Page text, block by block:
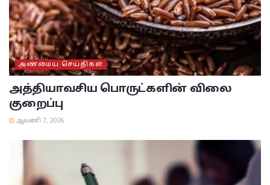
அண்மைய செய்திகள்
அத்தியாவசிய பொருட்களின் விலை
குறைப்பு
ஆவணி 7, 2026